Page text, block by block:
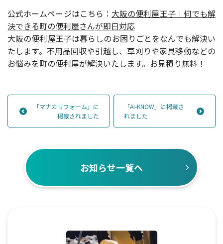
公式ホームページはこちら： 大阪の便利屋王子｜何でも解
決できる町の便利屋さんが即日対応
大阪の便利屋王子は暮らしのお困りごとをなんでも解決い
たします。不用品回収や引越し、草刈りや家具移動などの
お悩みを町の便利屋が解決いたします。お見積り無料！
「マナカリフォーム」に
掲載されました
「AI-KNOW」に掲載さ
れました
お知らせ一覧へ